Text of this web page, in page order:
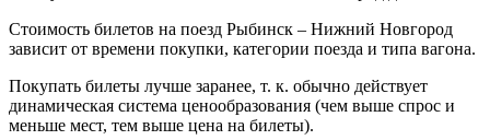
Стоимость билетов на поезд Рыбинск – Нижний Новгород
зависит от времени покупки, категории поезда и типа вагона.
Покупать билеты лучше заранее, т. к. обычно действует
динамическая система ценообразования (чем выше спрос и
меньше мест, тем выше цена на билеты).